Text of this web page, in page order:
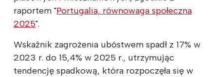
raportem "Portugalia, równowaga społeczna
2025".
Wskaźnik zagrożenia ubóstwem spadł z 17% w
2023 r. do 15,4% w 2025 r., utrzymując
tendencję spadkową, która rozpoczęła się w